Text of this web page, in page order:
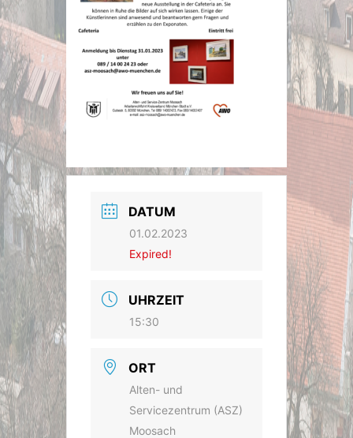
DATUM
01.02.2023
Expired!
UHRZEIT
15:30
ORT
Alten- und
Servicezentrum (ASZ)
Moosach